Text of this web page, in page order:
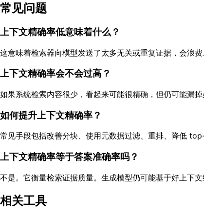
常见问题
上下文精确率低意味着什么？
这意味着检索器向模型发送了太多无关或重复证据，会浪费
上下文精确率会不会过高？
如果系统检索内容很少，看起来可能很精确，但仍可能漏
如何提升上下文精确率？
常见手段包括改善分块、使用元数据过滤、重排、降低
上下文精确率等于答案准确率吗？
不是。它衡量检索证据质量。生成模型仍可能基于好上下
相关工具